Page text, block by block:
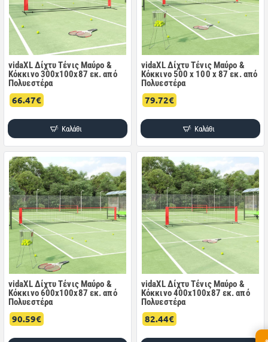
vidaXL Δίχτυ Τένις Μαύρο &
Κόκκινο 300x100x87 εκ. από
Πολυεστέρα
66.47€
Καλάθι
vidaXL Δίχτυ Τένις Μαύρο &
Κόκκινο 500 x 100 x 87 εκ. από
Πολυεστέρα
79.72€
Καλάθι
vidaXL Δίχτυ Τένις Μαύρο &
Κόκκινο 600x100x87 εκ. από
Πολυεστέρα
90.59€
vidaXL Δίχτυ Τένις Μαύρο &
Κόκκινο 400x100x87 εκ. από
Πολυεστέρα
82.44€